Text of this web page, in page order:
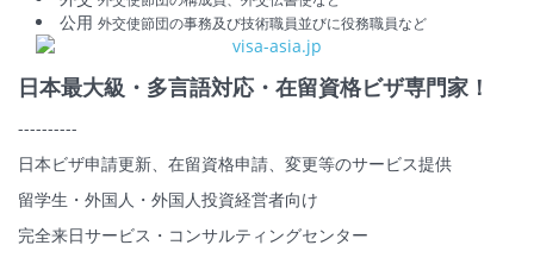
公用 外交使節団の事務及び技術職員並びに役務職員など
日本最大級・多言語対応・在留資格ビザ専門家！
----------
日本ビザ申請更新、在留資格申請、変更等のサービス提供
留学生・外国人・外国人投資経営者向け
完全来日サービス・コンサルティングセンター